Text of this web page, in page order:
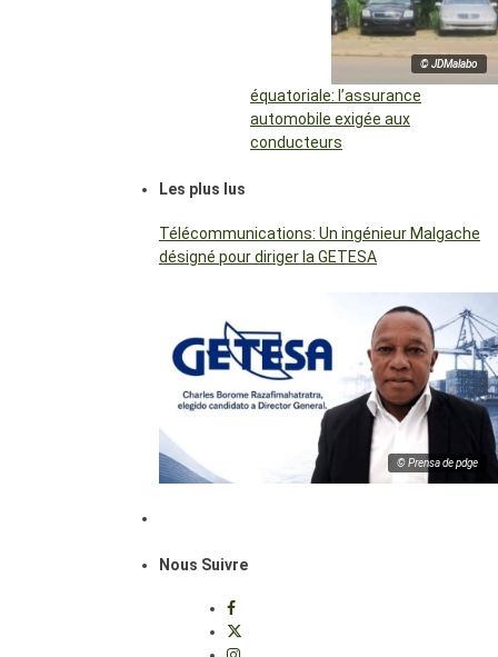
© JDMalabo
équatoriale: l’assurance
automobile exigée aux
conducteurs
Les plus lus
Télécommunications: Un ingénieur Malgache
désigné pour diriger la GETESA
© Prensa de pdge
Nous Suivre